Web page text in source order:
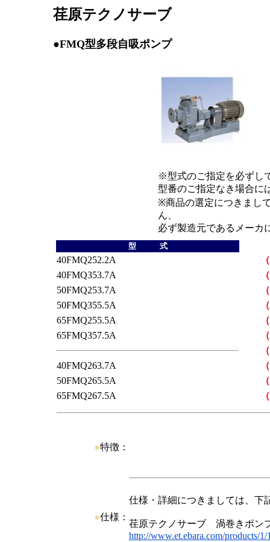
荏原テクノサーブ
●FMQ型多段自吸ポンプ
※型式のご指定を必ずし
型番のご指定なき場合に
※商品の選定につきまし
ん、
必ず製造元であるメーカ
型 式
40FMQ252.2A
40FMQ353.7A
50FMQ253.7A
50FMQ355.5A
65FMQ255.5A
65FMQ357.5A
40FMQ263.7A
50FMQ265.5A
65FMQ267.5A
●特徴：
●仕様：
仕様・詳細につきましては、下
荏原テクノサーブ 渦巻きポン
http://www.et.ebara.com/products/1/